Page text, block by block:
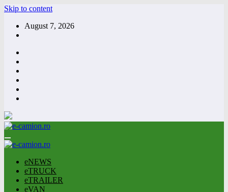
Skip to content
August 7, 2026
eNEWS
eTRUCK
eTRAILER
eVAN